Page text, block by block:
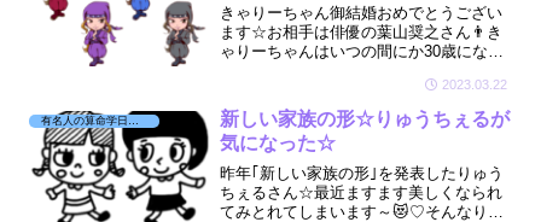
きゃりーちゃん御結婚おめでとうござい
ます☆お相手は俳優の葉山奨之さん👨き
ゃりーちゃんはいつの間にか30歳になっ
そんなきゃりーちゃんとお相手の葉山さ
んをちょっとのぞき見しちゃいました☆
2023.03.22
新しい家族の形☆りゅうちぇるが
気になった☆
昨年｢新しい家族の形｣を発表したりゅう
ちぇるさん☆最近ますます美しくなられ
てみとれてしまいます～😻♡そんなりゅ